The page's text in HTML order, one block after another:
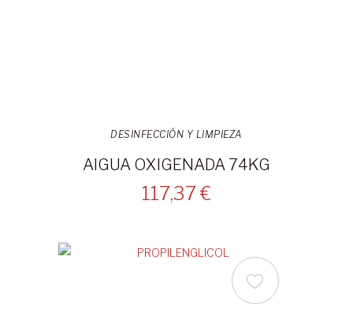
DESINFECCIÓN Y LIMPIEZA
AIGUA OXIGENADA 74KG
117,37 €